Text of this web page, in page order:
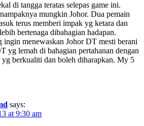
di tangga teratas selepas game ini.
mungkin Johor. Dua pemain
terus memberi impak yg ketara dan
bertenaga dibahagian hadapan.
ingin menewaskan Johor DT mesti berani
yg lemah di bahagian pertahanan dengan
berkualiti dan boleh diharapkan. My 5
says:
at 9:30 am